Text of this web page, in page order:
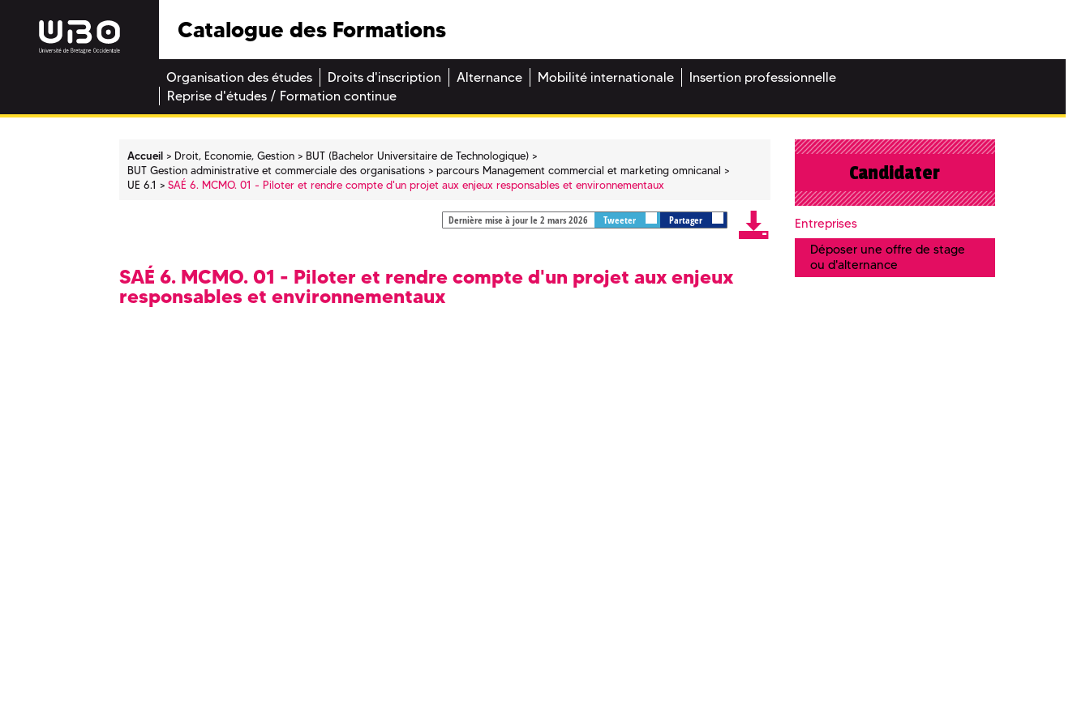
Catalogue des Formations
Organisation des études Droits d'inscription Alternance Mobilité internationale
Insertion professionnelle
Reprise d'études / Formation continue
Accueil Droit, Economie, Gestion
BUT (Bachelor Universitaire de Technologique)
BUT Gestion administrative et commerciale des organisations
parcours Management commercial et marketing omnicanal
UE 6.1
SAÉ 6. MCMO. 01 - Piloter et rendre compte d'un projet aux enjeux responsables et environnementaux
Dernière mise à jour le 2 mars 2026 Tweeter Partager
SAÉ 6. MCMO. 01 - Piloter et rendre compte d'un projet aux enjeux
responsables et environnementaux
Candidater
Entreprises
Déposer une offre de stage
ou d'alternance